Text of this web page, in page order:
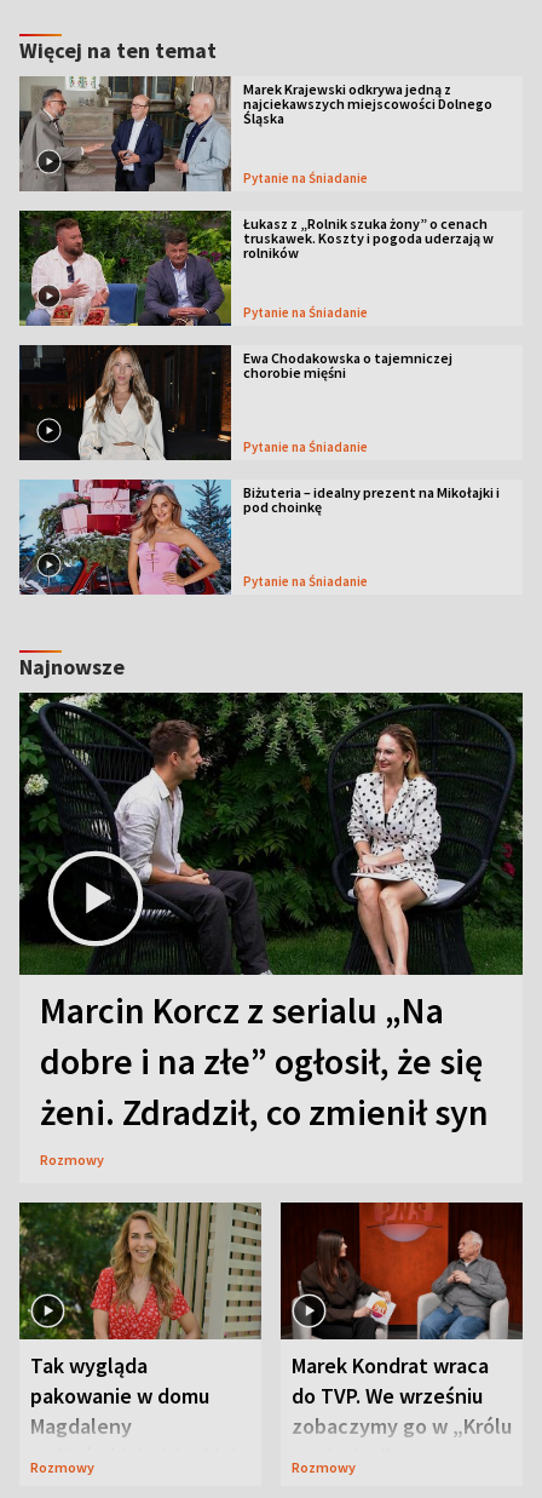
Więcej na ten temat
Marek Krajewski odkrywa jedną z
najciekawszych miejscowości Dolnego
Śląska
Pytanie na Śniadanie
Łukasz z „Rolnik szuka żony” o cenach
truskawek. Koszty i pogoda uderzają w
rolników
Pytanie na Śniadanie
Ewa Chodakowska o tajemniczej
chorobie mięśni
Pytanie na Śniadanie
Biżuteria – idealny prezent na Mikołajki i
pod choinkę
Pytanie na Śniadanie
Najnowsze
Marcin Korcz z serialu „Na
dobre i na złe” ogłosił, że się
żeni. Zdradził, co zmienił syn
Rozmowy
Tak wygląda
pakowanie w domu
Magdaleny
Waligórskiej-Lisieckiej.
Rozmowy
Marek Kondrat wraca
do TVP. We wrześniu
zobaczymy go w „Królu
Maciusiu I”
Rozmowy